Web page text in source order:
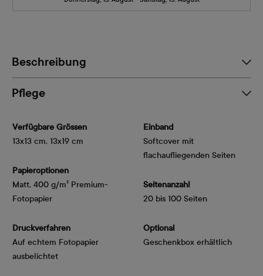
Beschreibung
Pflege
Verfügbare Grössen
13x13 cm, 13x19 cm
Papieroptionen
Matt, 400 g/m² Premium-
Fotopapier
Druckverfahren
Auf echtem Fotopapier
ausbelichtet
Einband
Softcover mit
flachaufliegenden Seiten
Seitenanzahl
20 bis 100 Seiten
Optional
Geschenkbox erhältlich